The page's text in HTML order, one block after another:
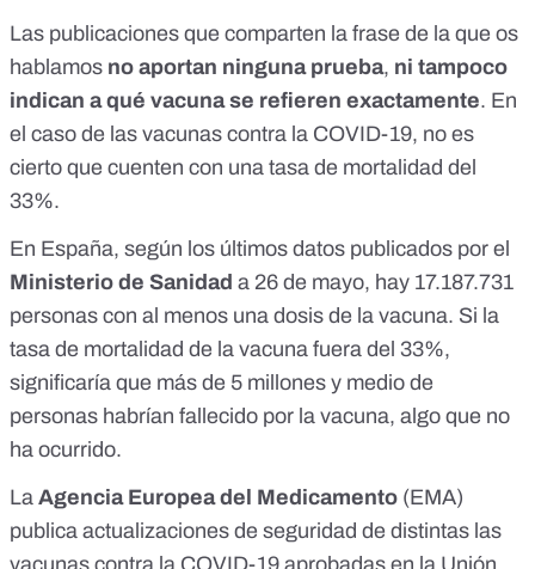
Las publicaciones que comparten la frase de la que os
hablamos no aportan ninguna prueba, ni tampoco
indican a qué vacuna se refieren exactamente. En
el caso de las vacunas contra la COVID-19, no es
cierto que cuenten con una tasa de mortalidad del
33%.
En España, según los últimos datos publicados por el
Ministerio de Sanidad a 26 de mayo, hay 17.187.731
personas con al menos una dosis de la vacuna. Si la
tasa de mortalidad de la vacuna fuera del 33%,
significaría que más de 5 millones y medio de
personas habrían fallecido por la vacuna, algo que no
ha ocurrido.
La Agencia Europea del Medicamento (EMA)
publica actualizaciones de seguridad de distintas las